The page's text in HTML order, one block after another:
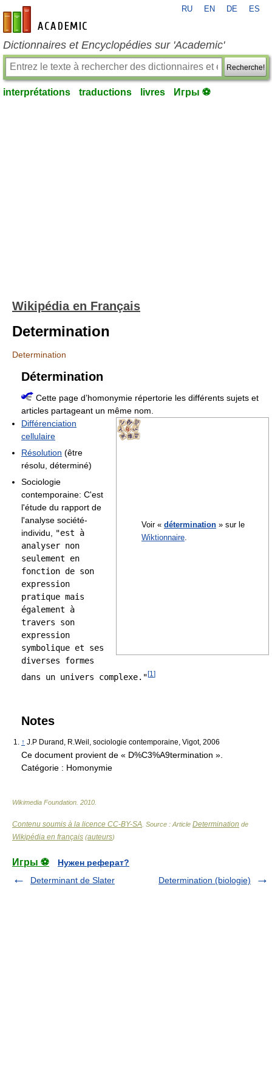
fr-academic.com
RU EN DE ES
Dictionnaires et Encyclopédies sur 'Academic'
Recherche!
interprétations traductions livres Игры ⚽
Wikipédia en Français
Determination
Determination
Détermination
Cette page d’homonymie répertorie les différents sujets et
articles partageant un même nom.
Voir « détermination » sur le
Wiktionnaire.
Différenciation
cellulaire
Résolution (être
résolu, déterminé)
Sociologie
contemporaine: C'est
l'étude du rapport de
l'analyse société-
individu,
"est à
analyser non
seulement en
fonction de son
expression
pratique mais
également à
travers son
expression
symbolique et ses
diverses formes
dans un univers complexe."[1 ]
Notes
↑ J.P Durand, R.Weil, sociologie contemporaine, Vigot, 2006
Ce document provient de « D%C3%A9termination ».
Catégorie : Homonymie
Wikimedia Foundation 2010
Contenu soumis à la licence CC-BY-SA . Source : Article Determination de
Wikipédia en français (auteurs)
Игры ⚽
Нужен реферат?
Determinant de Slater
Determination (biologie)